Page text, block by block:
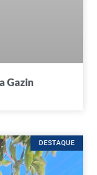
Gazin
DESTAQUE